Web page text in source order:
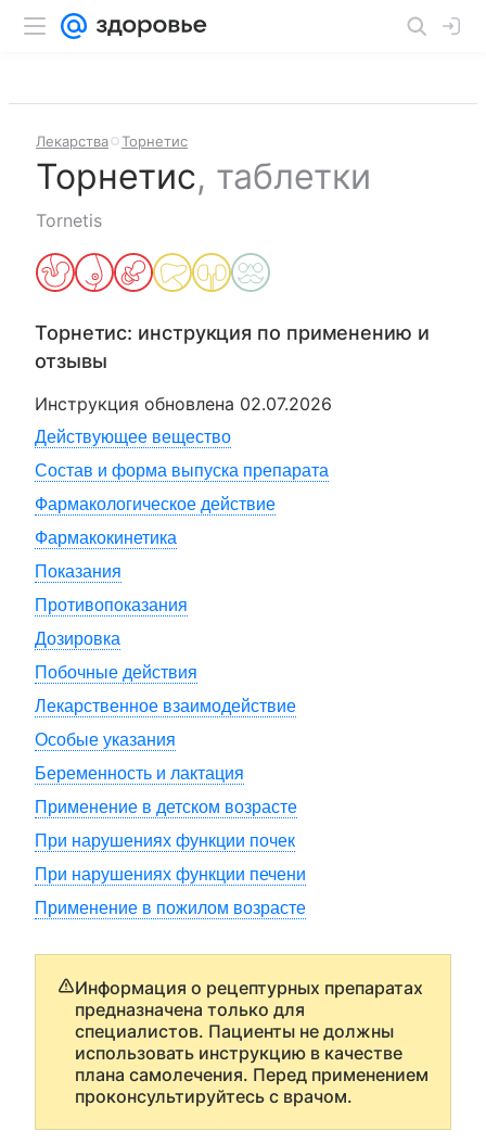
Лекарства Торнетис
Торнетис, таблетки
Tornetis
Торнетис: инструкция по применению и
отзывы
Инструкция обновлена 02.07.2026
Действующее вещество
Состав и форма выпуска препарата
Фармакологическое действие
Фармакокинетика
Показания
Противопоказания
Дозировка
Побочные действия
Лекарственное взаимодействие
Особые указания
Беременность и лактация
Применение в детском возрасте
При нарушениях функции почек
При нарушениях функции печени
Применение в пожилом возрасте
Информация о рецептурных препаратах
предназначена только для
специалистов. Пациенты не должны
использовать инструкцию в качестве
плана самолечения. Перед применением
проконсультируйтесь с врачом.